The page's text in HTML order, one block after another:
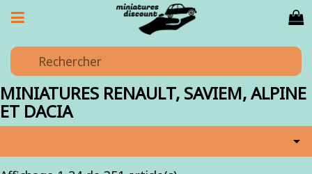
MINIATURES RENAULT, SAVIEM, ALPINE
ET DACIA
